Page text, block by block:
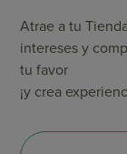
Atrae a tu
intereses y
tu favor
¡y crea